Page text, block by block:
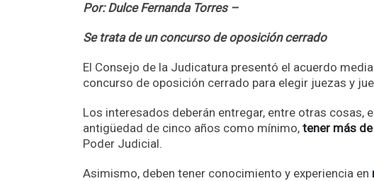
Por: Dulce Fernanda Torres –
Se trata de un concurso de oposición cerrado
El Consejo de la Judicatura presentó el acuerdo
concurso de oposición cerrado para elegir juezas y
Los interesados deberán entregar, entre otras cosas,
antigüedad de cinco años como mínimo, tener más
Poder Judicial.
Asimismo, deben tener conocimiento y experiencia en